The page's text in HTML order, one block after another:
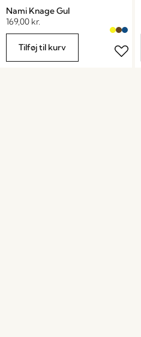
Nami Knage Gul
169,00 kr.
Tilføj til kurv